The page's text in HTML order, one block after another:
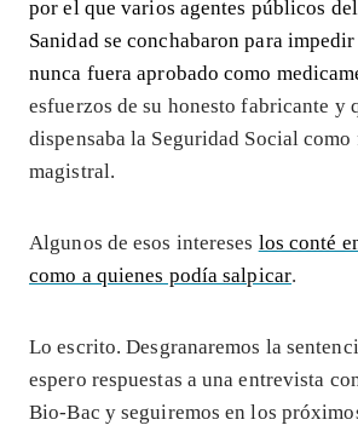
por el que varios agentes públicos
Sanidad se conchabaron para
nunca fuera aprobado como
esfuerzos de su honesto fabricante y
dispensaba la Seguridad Social
magistral.
Algunos de esos intereses los conté
como a quienes podía salpicar.
Lo escrito. Desgranaremos la
espero respuestas a una entrevista
Bio-Bac y seguiremos en los